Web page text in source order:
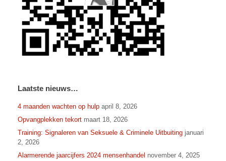
Laatste nieuws…
4 maanden wachten op hulp april 8, 2026
Opvangplekken tekort maart 18, 2026
Training: Signaleren van Seksuele & Criminele Uitbuiting januari
2, 2026
Alarmerende jaarcijfers 2024 mensenhandel november 4, 2025